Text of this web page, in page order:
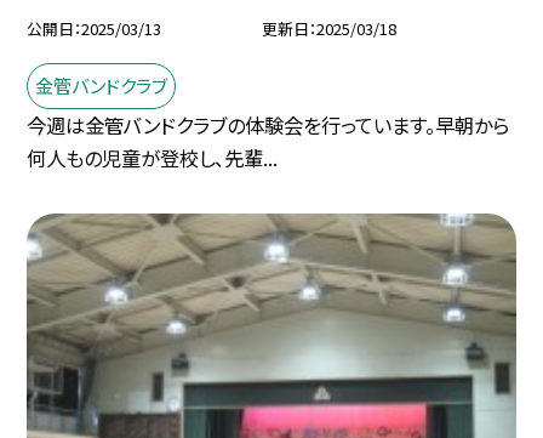
公開日 2025/03/13 更新日 2025/03/18
金管バンドクラブ
今週は金管バンドクラブの体験会を行っています。早朝から
何人もの児童が登校し、先輩...